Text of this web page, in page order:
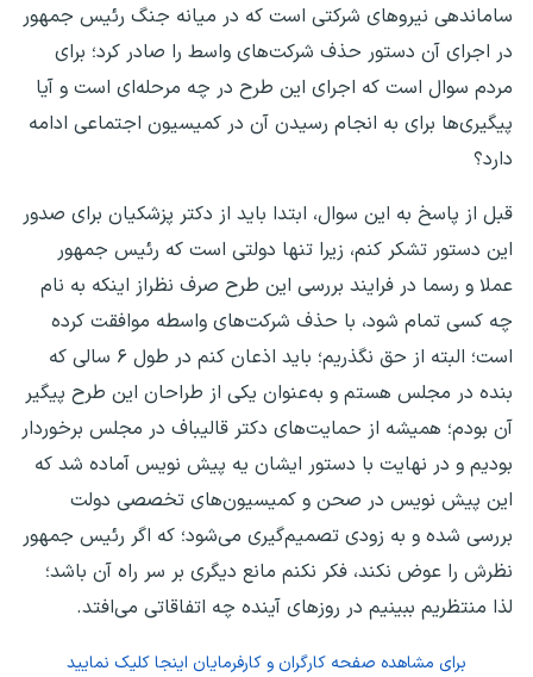
ساماندهی نیروهای شرکتی است که در میانه جنگ رئیس جمهور
در اجرای آن دستور حذف شرکت‌های واسط را صادر کرد؛ برای
مردم سوال است که اجرای این طرح در چه مرحله‌ای است و آیا
پیگیری‌ها برای به انجام رسیدن آن در کمیسیون اجتماعی ادامه
دارد؟
قبل از پاسخ به این سوال، ابتدا باید از دکتر پزشکیان برای صدور
این دستور تشکر کنم، زیرا تنها دولتی است که رئیس جمهور
عملا و رسما در فرایند بررسی این طرح صرف نظراز اینکه به نام
چه کسی تمام شود، با حذف شرکت‌های واسطه موافقت کرده
است؛ البته از حق نگذریم؛ باید اذعان کنم در طول ۶ سالی که
بنده در مجلس هستم و به‌عنوان یکی از طراحان این طرح پیگیر
آن بودم؛ همیشه از حمایت‌های دکتر قالیباف در مجلس برخوردار
بودیم و در نهایت با دستور ایشان یه پیش نویس آماده شد که
این پیش نویس در صحن و کمیسیون‌های تخصصی دولت
بررسی شده و به زودی تصمیم‌گیری می‌شود؛ که اگر رئیس جمهور
نظرش را عوض نکند، فکر نکنم مانع دیگری بر سر راه آن باشد؛
لذا منتظریم ببینیم در روزهای آینده چه اتفاقاتی می‌افتد.
برای مشاهده صفحه کارگران و کارفرمایان اینجا کلیک نمایید